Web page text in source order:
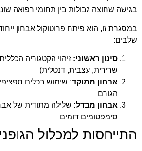
בגישה שחוצה גבולות בין תחומי רפואה
במסגרת זו, הוא פיתח פרוטוקול אבחון
שלבים:
סינון ראשוני: זיהוי הקטגוריה
שרירית, עצבית, דנטלית)
אבחון ממוקד: שימוש בכלים
הגורם
אבחון מבדל: שלילה מתודית של
סימפטומים דומים
התייחסות למכלול